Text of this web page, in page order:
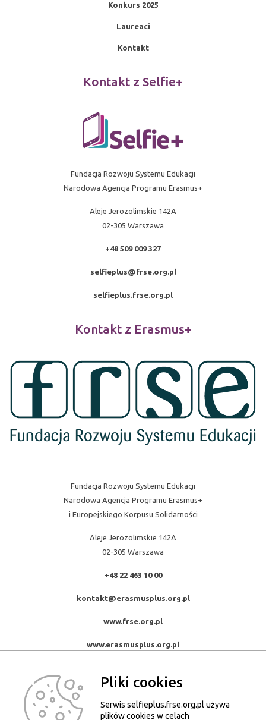
Konkurs 2025
Laureaci
Kontakt
Kontakt z Selfie+
Fundacja Rozwoju Systemu Edukacji
Narodowa Agencja Programu Erasmus+
Aleje Jerozolimskie 142A
02-305 Warszawa
+48 509 009 327
selfieplus@frse.org.pl
selfieplus.frse.org.pl
Kontakt z Erasmus+
Fundacja Rozwoju Systemu Edukacji
Narodowa Agencja Programu Erasmus+
i Europejskiego Korpusu Solidarności
Aleje Jerozolimskie 142A
02-305 Warszawa
+48 22 463 10 00
kontakt@erasmusplus.org.pl
www.frse.org.pl
www.erasmusplus.org.pl
© Konkurs Selfie+ 2015-2026. Wszystkie prawa zastrzeżone.
Pliki cookies
Serwis selfieplus.frse.org.pl używa
plików cookies w celach